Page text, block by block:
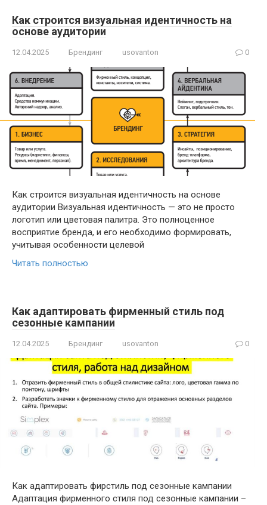
Как строится визуальная идентичность на
основе аудитории
12.04.2025 Брендинг usovanton 0
Как строится визуальная идентичность на основе
аудитории Визуальная идентичность — это не просто
логотип или цветовая палитра. Это полноценное
восприятие бренда, и его необходимо формировать,
учитывая особенности целевой
Читать полностью
Как адаптировать фирменный стиль под
сезонные кампании
12.04.2025 Брендинг usovanton 0
Как адаптировать фирстиль под сезонные кампании
Адаптация фирменного стиля под сезонные кампании –